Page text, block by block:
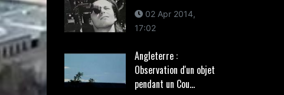
02 Apr 2014,
17:02
Angleterre :
Observation d'un objet
pendant un Cou...